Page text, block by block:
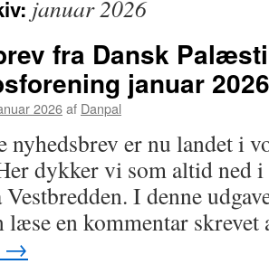
januar 2026
fra Dansk
januar 2026
2026af Danpal
nyhedsbrev er nu landet i
dykker vi som altid ned
Vestbredden. I denne
læse en kommentar
→